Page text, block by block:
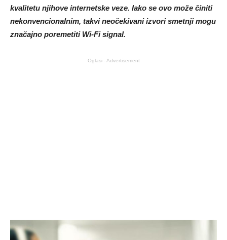
kvalitetu njihove internetske veze. Iako se ovo može činiti
nekonvencionalnim, takvi neočekivani izvori smetnji mogu
značajno poremetiti Wi-Fi signal.
Oglasi - Advertisement